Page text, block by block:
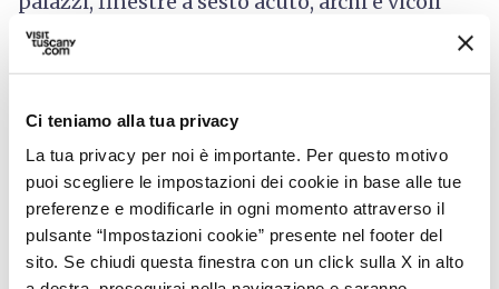
Ci teniamo alla tua privacy
La tua privacy per noi è importante. Per questo motivo
puoi scegliere le impostazioni dei cookie in base alle tue
preferenze e modificarle in ogni momento attraverso il
pulsante “Impostazioni cookie” presente nel footer del
sito. Se chiudi questa finestra con un click sulla X in alto
avvolti nella penombra.
Il genio senese ha dato vita a qualcosa di
sale del Palazzo Comunale troviamo i
capolavori magistrali di Simone Martini e
Ambrogio Lorenzetti; nello splendido Duomo
troviamo - tra le tante meraviglie - il celebre
pavimento a commessi marmorei disegnato